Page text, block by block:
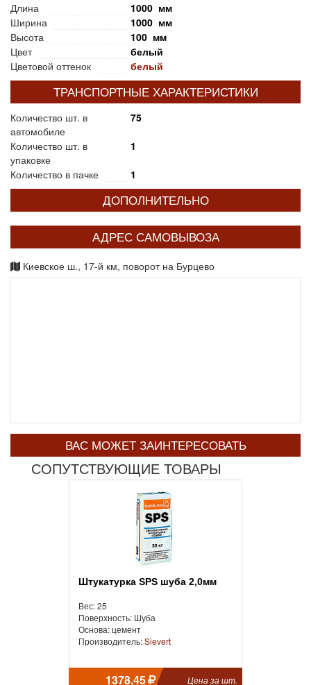
Длина
1000 мм
Ширина
1000 мм
Высота
100 мм
Цвет
белый
Цветовой оттенок
белый
ТРАНСПОРТНЫЕ ХАРАКТЕРИСТИКИ
Количество шт. в
автомобиле
75
Количество шт. в
упаковке
1
Количество в пачке 1
ДОПОЛНИТЕЛЬНО
АДРЕС САМОВЫВОЗА
Киевское ш., 17-й км, поворот на Бурцево
ВАС МОЖЕТ ЗАИНТЕРЕСОВАТЬ
СОПУТСТВУЮЩИЕ ТОВАРЫ
Штукатурка SPS шуба 2,0мм
Вес: 25
Поверхность: Шуба
Основа: цемент
Производитель:Sievert
1378.45 Цена за шт.